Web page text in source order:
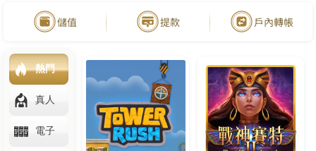
問與答
影音相本
登入/註冊